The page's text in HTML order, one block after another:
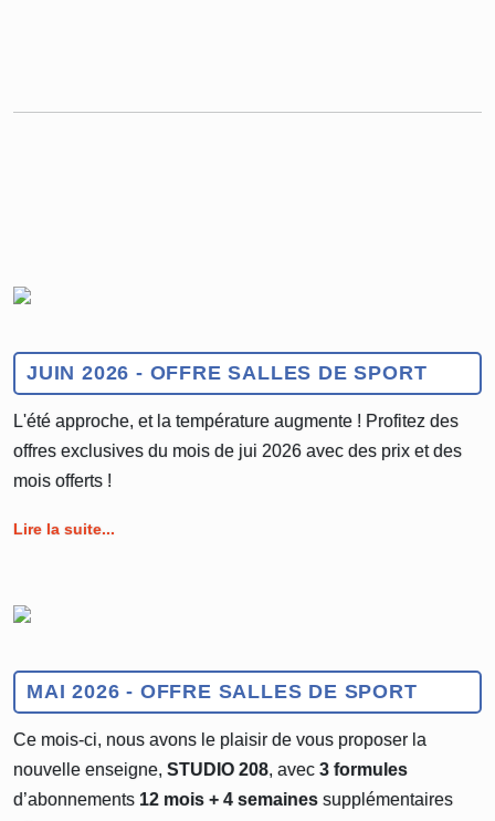
JUIN 2026 - OFFRE SALLES DE SPORT
L'été approche, et la température augmente ! Profitez des
offres exclusives du mois de jui 2026 avec des prix et des
mois offerts !
Lire la suite...
MAI 2026 - OFFRE SALLES DE SPORT
Ce mois-ci, nous avons le plaisir de vous proposer la
nouvelle enseigne, STUDIO 208, avec 3 formules
d’abonnements 12 mois + 4 semaines supplémentaires